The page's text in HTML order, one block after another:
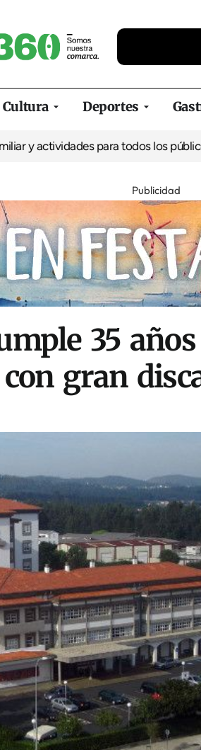
Cultura Deportes
para todos los públicos
Publicidad
35
gran